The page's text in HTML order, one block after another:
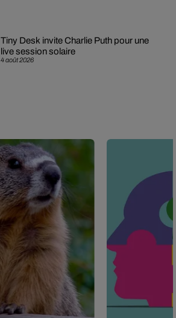
4 août 2026
Tiny Desk invite Charlie Puth pour une
live session solaire